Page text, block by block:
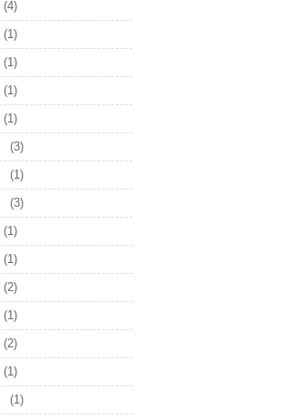
(4)
(1)
(1)
(1)
(1)
(3)
(1)
(3)
(1)
(1)
(2)
(1)
(2)
(1)
(1)